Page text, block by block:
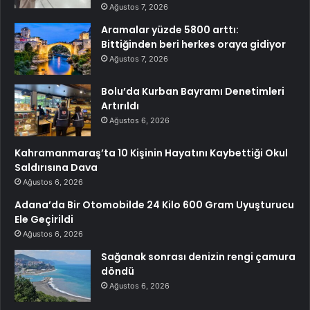
Ağustos 7, 2026
Aramalar yüzde 5800 arttı:
Bittiğinden beri herkes oraya gidiyor
Ağustos 7, 2026
Bolu’da Kurban Bayramı Denetimleri
Artırıldı
Ağustos 6, 2026
Kahramanmaraş’ta 10 Kişinin Hayatını Kaybettiği Okul
Saldırısına Dava
Ağustos 6, 2026
Adana’da Bir Otomobilde 24 Kilo 600 Gram Uyuşturucu
Ele Geçirildi
Ağustos 6, 2026
Sağanak sonrası denizin rengi çamura
döndü
Ağustos 6, 2026